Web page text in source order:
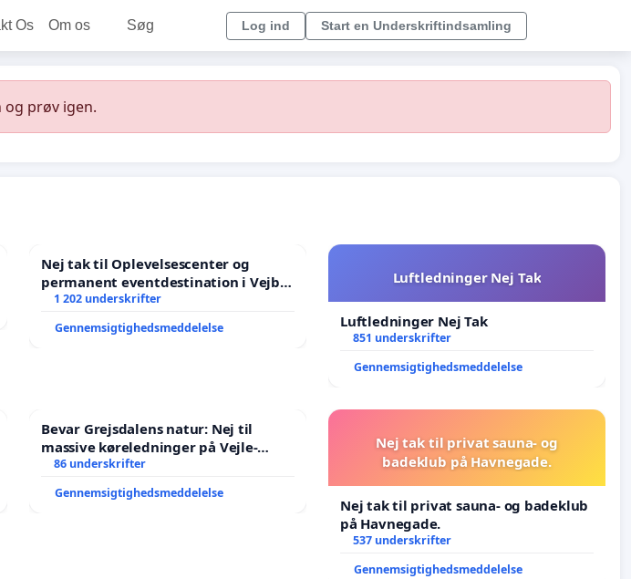
Os Om os Søg Log ind Start en Underskriftindsamling
prøv igen.
Nej tak til Oplevelsescenter og
permanent eventdestination i Vejby
- Ja tak til et levende lokalområde i
1 202 underskrifter
Gennemsigtighedsmeddelelse
Luftledninger Nej Tak
Luftledninger Nej Tak
851 underskrifter
Gennemsigtighedsmeddelelse
Bevar Grejsdalens natur: Nej til
massive køreledninger på Vejle-
Struer-banen
86 underskrifter
Gennemsigtighedsmeddelelse
Nej tak til privat sauna- og
badeklub på Havnegade.
Nej tak til privat sauna- og badeklub
på Havnegade.
537 underskrifter
Gennemsigtighedsmeddelelse